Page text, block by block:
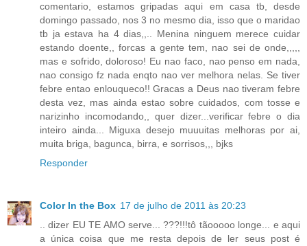
comentario, estamos gripadas aqui em casa tb, desde
domingo passado, nos 3 no mesmo dia, isso que o maridao
tb ja estava ha 4 dias,,.. Menina ninguem merece cuidar
estando doente,, forcas a gente tem, nao sei de onde,,,,,
mas e sofrido, doloroso! Eu nao faco, nao penso em nada,
nao consigo fz nada enqto nao ver melhora nelas. Se tiver
febre entao enlouqueco!! Gracas a Deus nao tiveram febre
desta vez, mas ainda estao sobre cuidados, com tosse e
narizinho incomodando,, quer dizer...verificar febre o dia
inteiro ainda... Miguxa desejo muuuitas melhoras por ai,
muita briga, bagunca, birra, e sorrisos,,, bjks
Responder
Color In the Box 17 de julho de 2011 às 20:23
.. dizer EU TE AMO serve... ???!!!tô tãooooo longe... e aqui
a única coisa que me resta depois de ler seus post é